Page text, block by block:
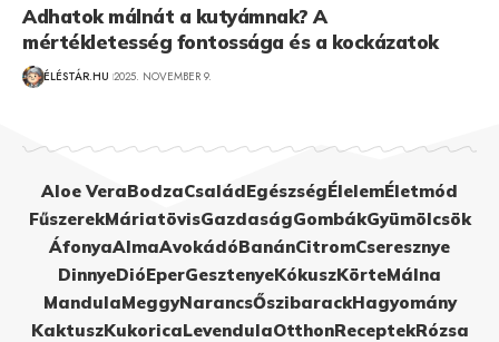
Adhatok málnát a kutyámnak? A
mértékletesség fontossága és a kockázatok
ÉLÉSTÁR.HU 2025. NOVEMBER 9.
Aloe VeraBodzaCsaládEgészségÉlelemÉletmód
FűszerekMáriatövisGazdaságGombákGyümölcsök
ÁfonyaAlmaAvokádóBanánCitromCseresznye
DinnyeDióEperGesztenyeKókuszKörteMálna
MandulaMeggyNarancsŐszibarackHagyomány
KaktuszKukoricaLevendulaOtthonReceptekRózsa